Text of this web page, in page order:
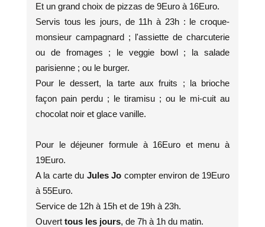
Et un grand choix de pizzas de 9Euro à 16Euro.
Servis tous les jours, de 11h à 23h : le croque-
monsieur campagnard ; l'assiette de charcuterie
ou de fromages ; le veggie bowl ; la salade
parisienne ; ou le burger.
Pour le dessert, la tarte aux fruits ; la brioche
façon pain perdu ; le tiramisu ; ou le mi-cuit au
chocolat noir et glace vanille.
Pour le déjeuner formule à 16Euro et menu à
19Euro.
A la carte du Jules Jo compter environ de 19Euro
à 55Euro.
Service de 12h à 15h et de 19h à 23h.
Ouvert tous les jours, de 7h à 1h du matin.